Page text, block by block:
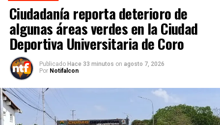
Ciudadanía reporta deterioro de
algunas áreas verdes en la Ciudad
Deportiva Universitaria de Coro
Publicado Hace 33 minutos on agosto 7, 2026
Por Notifalcon